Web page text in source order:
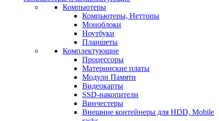
Компьютеры
Компьютеры, Неттопы
Моноблоки
Ноутбуки
Планшеты
Комплектующие
Процессоры
Материнские платы
Модули Памяти
Видеокарты
SSD-накопители
Винчестеры
Внешние контейнеры для HDD, Mobile